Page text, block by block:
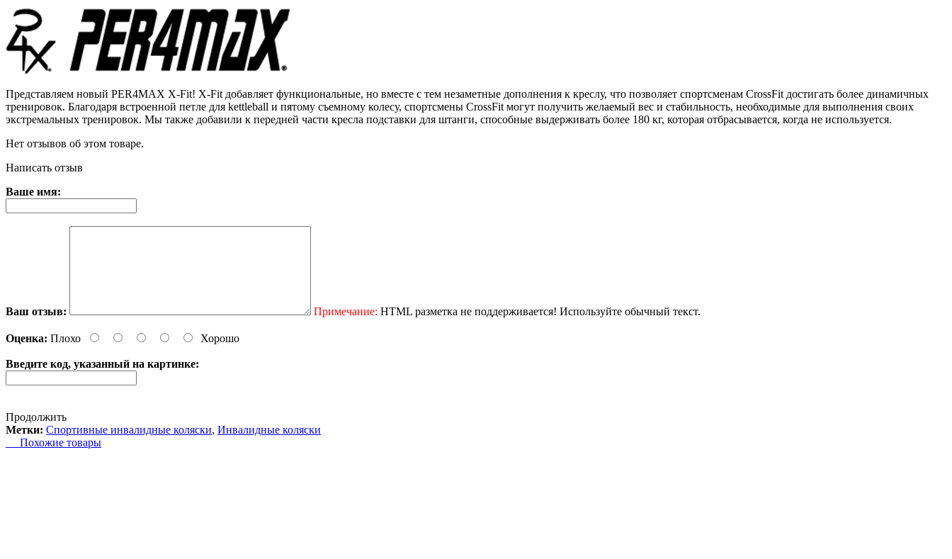
Представляем новый PER4MAX X-Fit! X-Fit добавляет функциональные, но вместе с тем незаметные дополнения к креслу, что позволяет спортсменам CrossFit достигать более динамичных
тренировок. Благодаря встроенной петле для kettleball и пятому съемному колесу, спортсмены CrossFit могут получить желаемый вес и стабильность, необходимые для выполнения своих
экстремальных тренировок. Мы также добавили к передней части кресла подставки для штанги, способные выдерживать более 180 кг, которая отбрасывается, когда не используется.
Нет отзывов об этом товаре.
Написать отзыв
Ваше имя:
Ваш отзыв: Примечание: HTML разметка не поддерживается! Используйте обычный текст.
Оценка: Плохо Хорошо
Введите код, указанный на картинке:
Продолжить
Метки: Спортивные инвалидные коляски, Инвалидные коляски
Похожие товары